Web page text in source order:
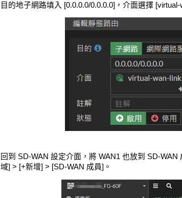
目的地子網路填入 [0.0.0.0/0.0.0.0]，介面選擇 [virtual-
回到 SD-WAN 設定介面，將 WAN1 也放到 SD-
域] > [+新增] > [SD-WAN 成員]。